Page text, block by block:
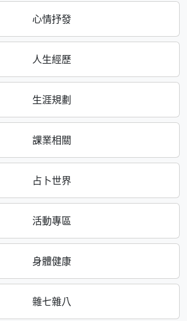
心情抒發
人生經歷
生涯規劃
課業相關
占卜世界
活動專區
身體健康
雜七雜八